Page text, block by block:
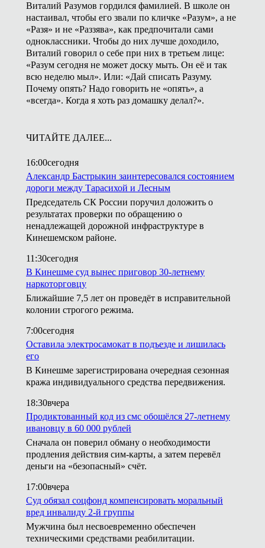
Виталий Разумов гордился фамилией. В школе он
настаивал, чтобы его звали по кличке «Разум», а не
«Разя» и не «Раззява», как предпочитали сами
одноклассники. Чтобы до них лучше доходило,
Виталий говорил о себе при них в третьем лице:
«Разум сегодня не может доску мыть. Он её и так
всю неделю мыл». Или: «Дай списать Разуму.
Почему опять? Надо говорить не «опять», а
«всегда». Когда я хоть раз домашку делал?».
ЧИТАЙТЕ ДАЛЕЕ...
16:00сегодня
Александр Бастрыкин заинтересовался состоянием
дороги между Тарасихой и Лесным
Председатель СК России поручил доложить о
результатах проверки по обращению о
ненадлежащей дорожной инфраструктуре в
Кинешемском районе.
11:30сегодня
В Кинешме суд вынес приговор 30-летнему
наркоторговцу
Ближайшие 7,5 лет он проведёт в исправительной
колонии строгого режима.
7:00сегодня
Оставила электросамокат в подъезде и лишилась
его
В Кинешме зарегистрирована очередная сезонная
кража индивидуального средства передвижения.
18:30вчера
Продиктованный код из смс обошёлся 27-летнему
ивановцу в 60 000 рублей
Сначала он поверил обману о необходимости
продления действия сим-карты, а затем перевёл
деньги на «безопасный» счёт.
17:00вчера
Суд обязал соцфонд компенсировать моральный
вред инвалиду 2-й группы
Мужчина был несвоевременно обеспечен
техническими средствами реабилитации.